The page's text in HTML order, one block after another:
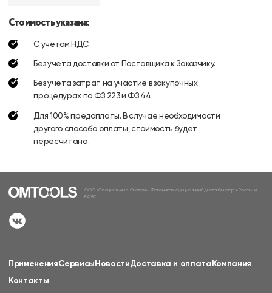
Стоимость указана:
С учетом НДС.
Без учета доставки от Поставщика к Заказчику.
Без учета затрат на участие в закупочных
процедурах по ФЗ 223 и ФЗ 44.
Для 100% предоплаты. В случае необходимости
другого способа оплаты, стоимость будет
пересчитана.
ООО «Специальные Системы. Фотоника» официальный дистрибьютор в России и
ЕАЭС
ПримененияСервисыНовостиДоставка и оплатаКомпания
Контакты